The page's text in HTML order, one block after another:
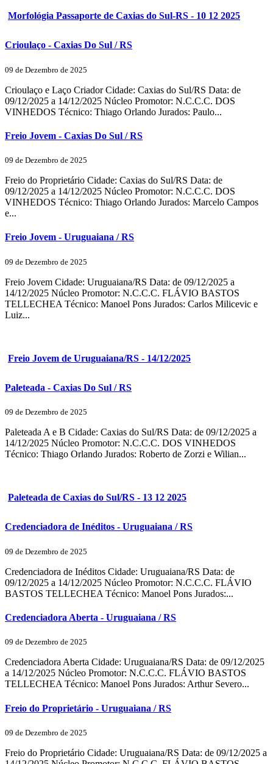
Morfológia Passaporte de Caxias do Sul-RS - 10 12 2025
Crioulaço - Caxias Do Sul / RS
09 de Dezembro de 2025
Crioulaço e Laço Criador Cidade: Caxias do Sul/RS Data: de
09/12/2025 a 14/12/2025 Núcleo Promotor: N.C.C.C. DOS
VINHEDOS Técnico: Thiago Orlando Jurados: Paulo...
Freio Jovem - Caxias Do Sul / RS
09 de Dezembro de 2025
Freio do Proprietário Cidade: Caxias do Sul/RS Data: de
09/12/2025 a 14/12/2025 Núcleo Promotor: N.C.C.C. DOS
VINHEDOS Técnico: Thiago Orlando Jurados: Marcelo Campos
e...
Freio Jovem - Uruguaiana / RS
09 de Dezembro de 2025
Freio Jovem Cidade: Uruguaiana/RS Data: de 09/12/2025 a
14/12/2025 Núcleo Promotor: N.C.C.C. FLÁVIO BASTOS
TELLECHEA Técnico: Manoel Pons Jurados: Carlos Milicevic e
Luiz...
Freio Jovem de Uruguaiana/RS - 14/12/2025
Paleteada - Caxias Do Sul / RS
09 de Dezembro de 2025
Paleteada A e B Cidade: Caxias do Sul/RS Data: de 09/12/2025 a
14/12/2025 Núcleo Promotor: N.C.C.C. DOS VINHEDOS
Técnico: Thiago Orlando Jurados: Roberto de Zorzi e Wilian...
Paleteada de Caxias do Sul/RS - 13 12 2025
Credenciadora de Inéditos - Uruguaiana / RS
09 de Dezembro de 2025
Credenciadora de Inéditos Cidade: Uruguaiana/RS Data: de
09/12/2025 a 14/12/2025 Núcleo Promotor: N.C.C.C. FLÁVIO
BASTOS TELLECHEA Técnico: Manoel Pons Jurados:...
Credenciadora Aberta - Uruguaiana / RS
09 de Dezembro de 2025
Credenciadora Aberta Cidade: Uruguaiana/RS Data: de 09/12/2025
a 14/12/2025 Núcleo Promotor: N.C.C.C. FLÁVIO BASTOS
TELLECHEA Técnico: Manoel Pons Jurados: Arthur Severo...
Freio do Proprietário - Uruguaiana / RS
09 de Dezembro de 2025
Freio do Proprietário Cidade: Uruguaiana/RS Data: de 09/12/2025 a